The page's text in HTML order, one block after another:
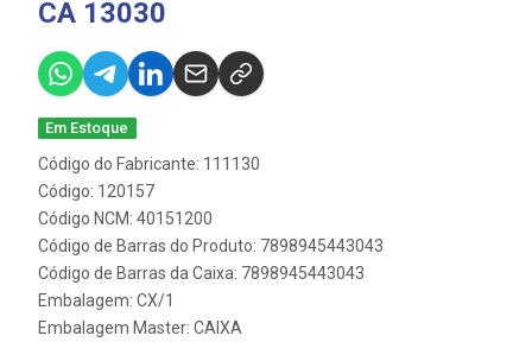
CA 13030
Em Estoque
Código do Fabricante: 111130
Código: 120157
Código NCM: 40151200
Código de Barras do Produto: 7898945443043
Código de Barras da Caixa: 7898945443043
Embalagem: CX/1
Embalagem Master: CAIXA